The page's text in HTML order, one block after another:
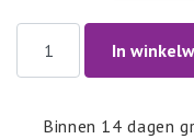
quantity
In
Binnen 14 dagen